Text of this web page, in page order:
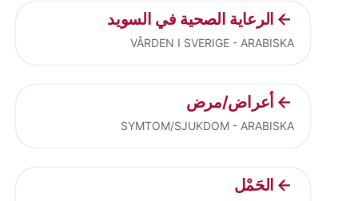
Current articlesالرعاية الصحية في السويد
VÅRDEN I SVERIGE - ARABISKA
أعراض/مرض
SYMTOM/SJUKDOM - ARABISKA
الحَمْل